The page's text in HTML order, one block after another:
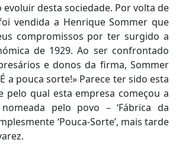
desta sociedade. Por volta de
vendida a Henrique Sommer que
compromissos por ter surgido a
de 1929. Ao ser confrontado
e donos da firma, Sommer
a pouca sorte!» Parece ter sido esta
pelo qual esta empresa começou a
pelo povo – ‘Fábrica da
‘Pouca-Sorte’, mais tarde